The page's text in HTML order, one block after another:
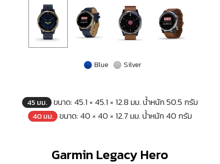
Blue Silver
45 มม. ขนาด: 45.1 × 45.1 × 12.8 มม. น้ำหนัก 50.5 กรัม
40 มม. ขนาด: 40 × 40 × 12.7 มม. น้ำหนัก 40 กรัม
Garmin Legacy Hero